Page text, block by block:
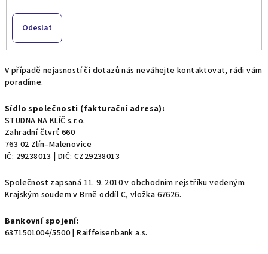
Odeslat
V případě nejasností či dotazů nás neváhejte kontaktovat, rádi vám
poradíme.
Sídlo společnosti (fakturační adresa):
STUDNA NA KLÍČ s.r.o.
Zahradní čtvrť 660
763 02 Zlín–Malenovice
IČ: 29238013 | DIČ: CZ29238013
Společnost zapsaná 11. 9. 2010 v obchodním rejstříku vedeným
Krajským soudem v Brně oddíl C, vložka 67626.
Bankovní spojení:
6371501004/5500 | Raiffeisenbank a.s.